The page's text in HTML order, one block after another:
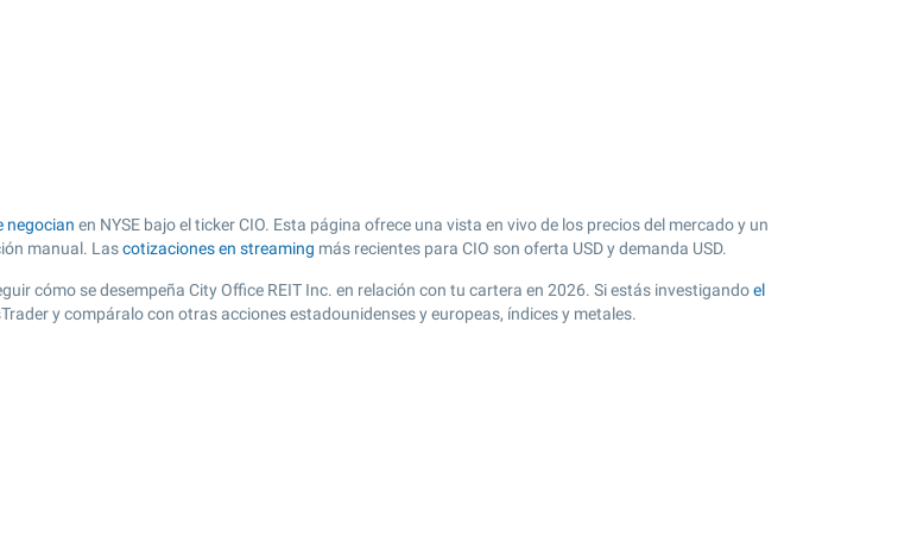
negocian en NYSE bajo el ticker CIO. Esta página ofrece una vista en vivo de los precios del mercado y un
manual. Lascotizaciones en streaming más recientes para CIO son oferta USD y demanda USD.
cómo se desempeña City Office REIT Inc. en relación con tu cartera en 2026. Si estás investigandoel
y compáralo con otras acciones estadounidenses y europeas, índices y metales.